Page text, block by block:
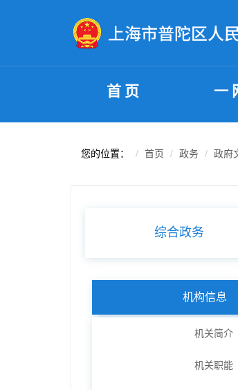
首页 一
您的位置： 首页 政务 政府
综合政务
机构信息
机关简介
机关职能